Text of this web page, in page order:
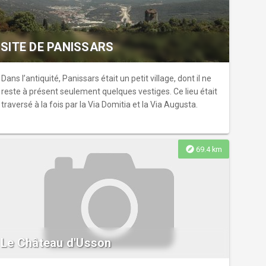
SITE DE PANISSARS
Dans l’antiquité, Panissars était un petit village, dont il ne
reste à présent seulement quelques vestiges. Ce lieu était
traversé à la fois par la Via Domitia et la Via Augusta.
explore 69.4 km
Le Château d'Usson